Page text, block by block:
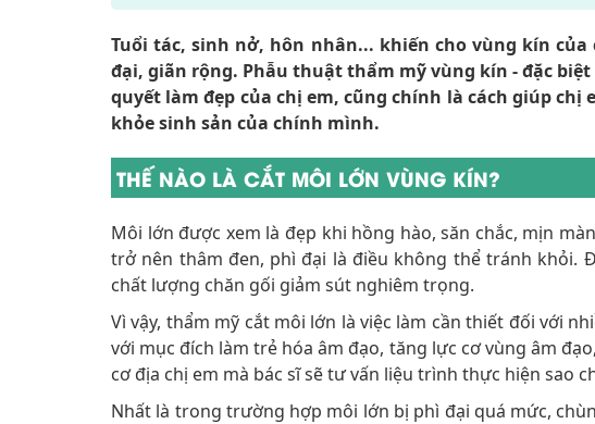
Tuổi tác, sinh nở, hôn nhân... khiến cho vùng kín
đại, giãn rộng. Phẫu thuật thẩm mỹ vùng kín - đặc
quyết làm đẹp của chị em, cũng chính là cách giúp
khỏe sinh sản của chính mình.
THẾ NÀO LÀ CẮT MÔI LỚN VÙNG KÍN?
Môi lớn được xem là đẹp khi hồng hào, săn chắc, mịn
trở nên thâm đen, phì đại là điều không thể tránh khỏi.
chất lượng chăn gối giảm sút nghiêm trọng.
Vì vậy, thẩm mỹ cắt môi lớn là việc làm cần thiết đối với
với mục đích làm trẻ hóa âm đạo, tăng lực cơ vùng âm
cơ địa chị em mà bác sĩ sẽ tư vấn liệu trình thực hiện sao
Nhất là trong trường hợp môi lớn bị phì đại quá mức,